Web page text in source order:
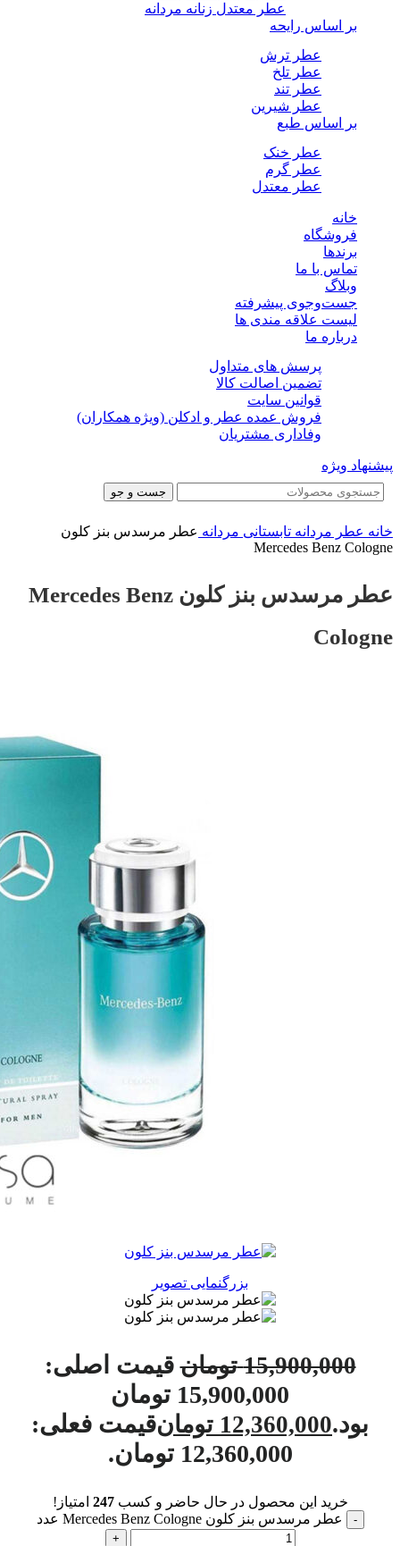
عطر معتدل زنانه مردانه
بر اساس رایحه
عطر ترش
عطر تلخ
عطر تند
عطر شیرین
بر اساس طبع
عطر خنک
عطر گرم
عطر معتدل
خانه
فروشگاه
برندها
تماس با ما
وبلاگ
جست‌وجوی پیشرفته
لیست علاقه مندی ها
درباره ما
پرسش های متداول
تضمین اصالت کالا
قوانین سایت
فروش عمده عطر و ادکلن (ویژه همکاران)
وفاداری مشتریان
پیشنهاد ویژه
جست و جو
خانه عطر مردانه تابستانی مردانه عطر مرسدس بنز کلون
Mercedes Benz Cologne
عطر مرسدس بنز کلون Mercedes Benz
Cologne
بزرگنمایی تصویر
15,900,000 تومان قیمت اصلی:
15,900,000 تومان
بود.12,360,000 تومانقیمت فعلی:
12,360,000 تومان.
خرید این محصول در حال حاضر و کسب247 امتیاز!
عطر مرسدس بنز کلون Mercedes Benz Cologne عدد